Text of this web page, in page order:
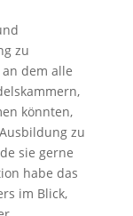
zu
dem alle
könnten,
zu
sie gerne
habe das
im Blick,